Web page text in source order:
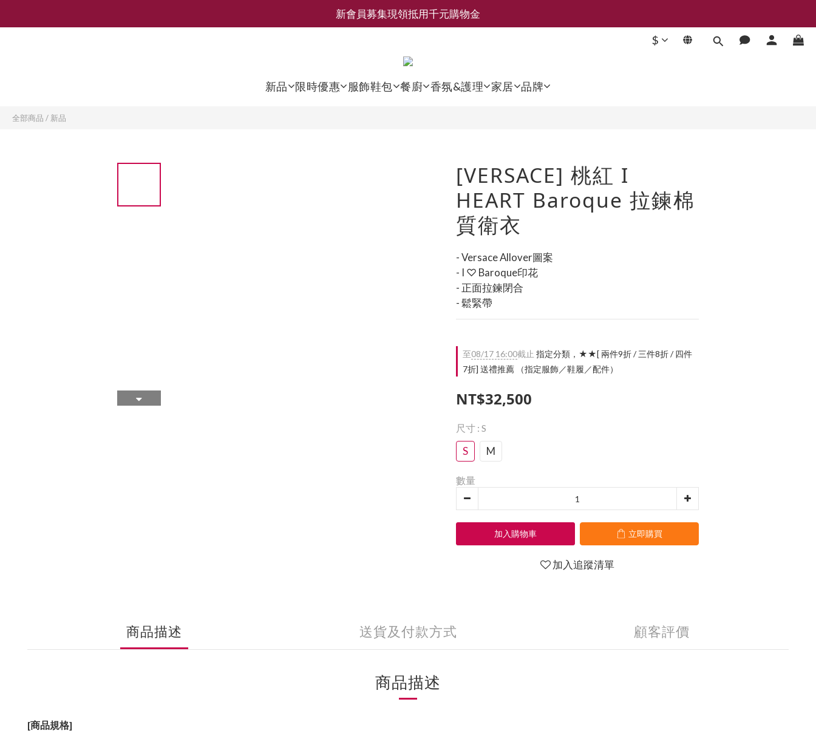
新會員募集現領抵用千元購物金
新會員募集現領抵用千元購物金
香氛 / 家居 / 餐廚 [ 全館折上兩件9折，三件享85折 】
新會員募集現領抵用千元購物金
$
新品 限時優惠 服飾鞋包 餐廚 香氛&護理 家居 品牌
全部商品 / 新品
[VERSACE] 桃紅 I
HEART Baroque 拉鍊棉
質衛衣
- Versace Allover圖案
- I ♡ Baroque印花
- 正面拉鍊閉合
- 鬆緊帶
至08/17 16:00截止 指定分類，★★[ 兩件9折 / 三件8折 / 四件
7折] 送禮推薦 （指定服飾／鞋履／配件）
NT$32,500
尺寸 : S
S M
數量
加入購物車 立即購買
加入追蹤清單
商品描述 送貨及付款方式 顧客評價
商品描述
[商品規格]
立即購買